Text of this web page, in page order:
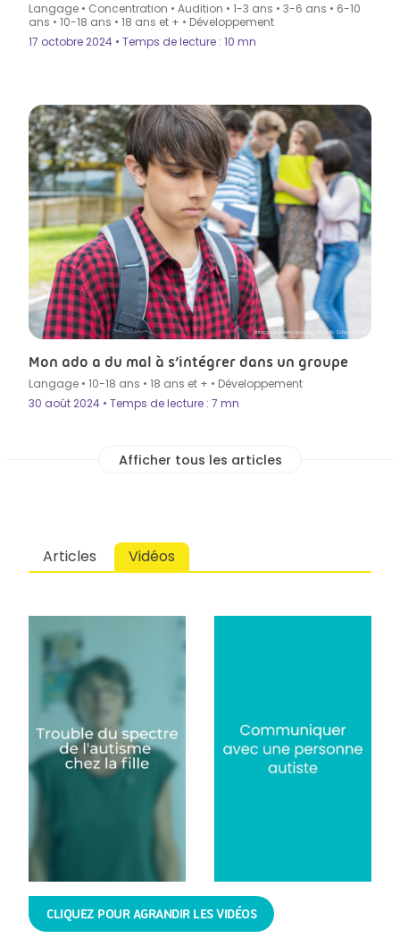
Langage • Concentration • Audition • 1-3 ans • 3-6 ans • 6-10
ans • 10-18 ans • 18 ans et + • Développement
17 octobre 2024 • Temps de lecture : 10 mn
Unhappy Boy Being Gossiped About By School Friends
Mon ado a du mal à s’intégrer dans un groupe
Langage • 10-18 ans • 18 ans et + • Développement
30 août 2024 • Temps de lecture : 7 mn
Articles Vidéos
CLIQUEZ POUR AGRANDIR LES VIDÉOS